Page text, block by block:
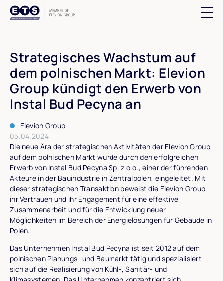
Suchfeld
Strategisches Wachstum auf
dem polnischen Markt: Elevion
Group kündigt den Erwerb von
Instal Bud Pecyna an
Elevion Group
05.04.2024
Die neue Ära der strategischen Aktivitäten der Elevion Group
auf dem polnischen Markt wurde durch den erfolgreichen
Erwerb von Instal Bud Pecyna Sp. z o.o., einer der führenden
Akteure in der Bauindustrie in Zentralpolen, eingeleitet. Mit
dieser strategischen Transaktion beweist die Elevion Group
ihr Vertrauen und ihr Engagement für eine effektive
Zusammenarbeit und für die Entwicklung neuer
Möglichkeiten im Bereich der Energielösungen für Gebäude in
Polen.
Das Unternehmen Instal Bud Pecyna ist seit 2012 auf dem
polnischen Planungs- und Baumarkt tätig und spezialisiert
sich auf die Realisierung von Kühl-, Sanitär- und